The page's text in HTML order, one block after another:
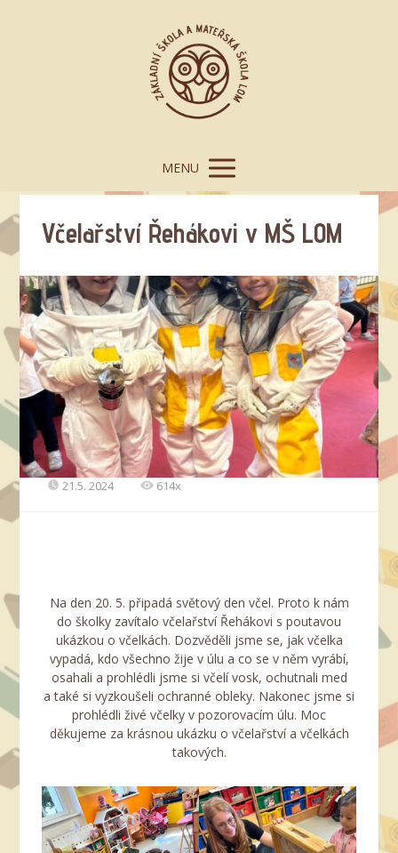
MENU
Včelařství Řehákovi v MŠ LOM
21.5. 2024 614x
Na den 20. 5. připadá světový den včel. Proto k nám
do školky zavítalo včelařství Řehákovi s poutavou
ukázkou o včelkách. Dozvěděli jsme se, jak včelka
vypadá, kdo všechno žije v úlu a co se v něm vyrábí,
osahali a prohlédli jsme si včelí vosk, ochutnali med
a také si vyzkoušeli ochranné obleky. Nakonec jsme si
prohlédli živé včelky v pozorovacím úlu. Moc
děkujeme za krásnou ukázku o včelařství a včelkách
takových.